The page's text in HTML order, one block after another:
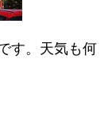
す。天気も何